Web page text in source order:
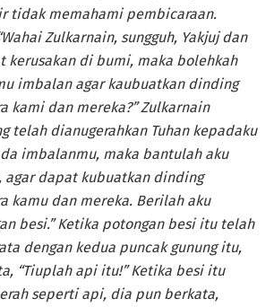
tidak memahami pembicaraan.
Zulkarnain, sungguh, Yakjuj dan
kerusakan di bumi, maka bolehkah
imbalan agar kaubuatkan dinding
kami dan mereka?” Zulkarnain
telah dianugerahkan Tuhan kepadaku
imbalanmu, maka bantulah aku
agar dapat kubuatkan dinding
kamu dan mereka. Berilah aku
besi.” Ketika potongan besi itu telah
dengan kedua puncak gunung itu,
“Tiuplah api itu!” Ketika besi itu
seperti api, dia pun berkata,